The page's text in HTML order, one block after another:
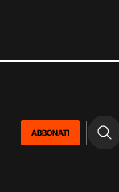
ABBONATI